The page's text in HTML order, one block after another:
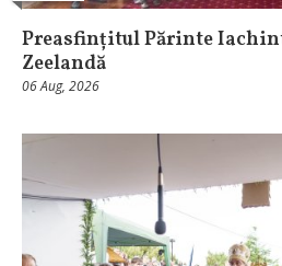
Preasfințitul Părinte
Zeelandă
06 Aug, 2026